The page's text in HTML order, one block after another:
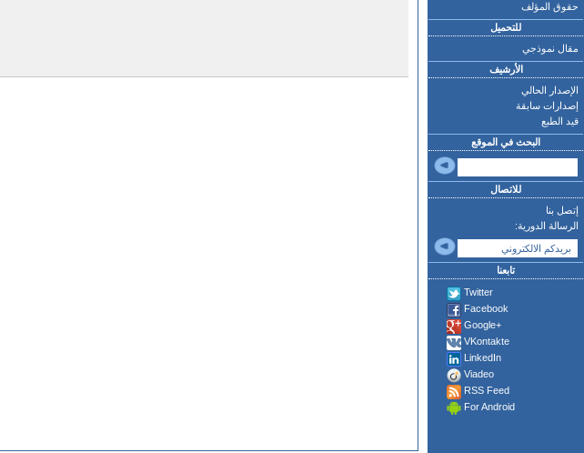
حقوق المؤلف
للتحميل
مقال نموذجي
الأرشيف
الإصدار الحالي
إصدارات سابقة
قيد الطبع
البحث في الموقع
للاتصال
إتصل بنا
الرسالة الدورية:
تابعنا
Twitter
Facebook
Google+
VKontakte
LinkedIn
Viadeo
RSS Feed
For Android